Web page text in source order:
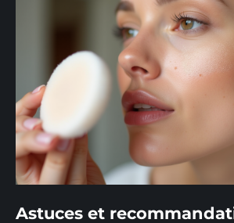
Astuces et